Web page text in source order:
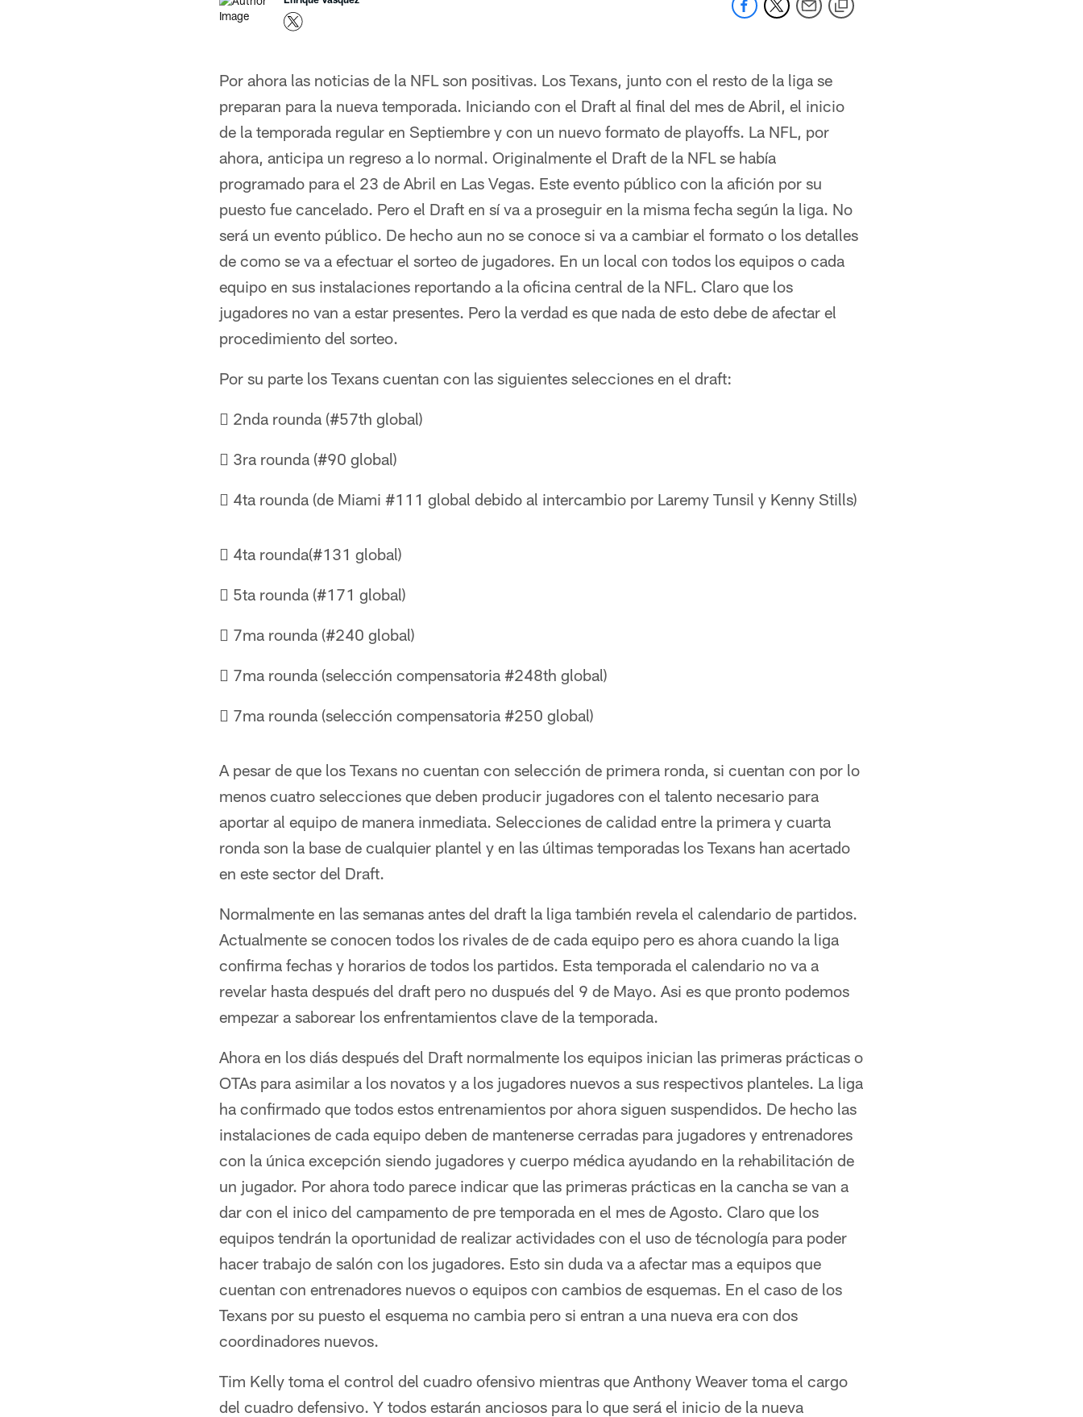
Por ahora las noticias de la NFL son positivas. Los Texans, junto con el resto de la liga se
preparan para la nueva temporada. Iniciando con el Draft al final del mes de Abril, el inicio
de la temporada regular en Septiembre y con un nuevo formato de playoffs. La NFL, por
ahora, anticipa un regreso a lo normal. Originalmente el Draft de la NFL se había
programado para el 23 de Abril en Las Vegas. Este evento público con la afición por su
puesto fue cancelado. Pero el Draft en sí va a proseguir en la misma fecha según la liga. No
será un evento público. De hecho aun no se conoce si va a cambiar el formato o los detalles
de como se va a efectuar el sorteo de jugadores. En un local con todos los equipos o cada
equipo en sus instalaciones reportando a la oficina central de la NFL. Claro que los
jugadores no van a estar presentes. Pero la verdad es que nada de esto debe de afectar el
procedimiento del sorteo.
Por su parte los Texans cuentan con las siguientes selecciones en el draft:
 2nda rounda (#57th global)
 3ra rounda (#90 global)
 4ta rounda (de Miami #111 global debido al intercambio por Laremy Tunsil y Kenny Stills)
 4ta rounda(#131 global)
 5ta rounda (#171 global)
 7ma rounda (#240 global)
 7ma rounda (selección compensatoria #248th global)
 7ma rounda (selección compensatoria #250 global)
A pesar de que los Texans no cuentan con selección de primera ronda, si cuentan con por lo
menos cuatro selecciones que deben producir jugadores con el talento necesario para
aportar al equipo de manera inmediata. Selecciones de calidad entre la primera y cuarta
ronda son la base de cualquier plantel y en las últimas temporadas los Texans han acertado
en este sector del Draft.
Normalmente en las semanas antes del draft la liga también revela el calendario de partidos.
Actualmente se conocen todos los rivales de de cada equipo pero es ahora cuando la liga
confirma fechas y horarios de todos los partidos. Esta temporada el calendario no va a
revelar hasta después del draft pero no duspués del 9 de Mayo. Asi es que pronto podemos
empezar a saborear los enfrentamientos clave de la temporada.
Ahora en los diás después del Draft normalmente los equipos inician las primeras prácticas o
OTAs para asimilar a los novatos y a los jugadores nuevos a sus respectivos planteles. La liga
ha confirmado que todos estos entrenamientos por ahora siguen suspendidos. De hecho las
instalaciones de cada equipo deben de mantenerse cerradas para jugadores y entrenadores
con la única excepción siendo jugadores y cuerpo médica ayudando en la rehabilitación de
un jugador. Por ahora todo parece indicar que las primeras prácticas en la cancha se van a
dar con el inico del campamento de pre temporada en el mes de Agosto. Claro que los
equipos tendrán la oportunidad de realizar actividades con el uso de técnología para poder
hacer trabajo de salón con los jugadores. Esto sin duda va a afectar mas a equipos que
cuentan con entrenadores nuevos o equipos con cambios de esquemas. En el caso de los
Texans por su puesto el esquema no cambia pero si entran a una nueva era con dos
coordinadores nuevos.
Tim Kelly toma el control del cuadro ofensivo mientras que Anthony Weaver toma el cargo
del cuadro defensivo. Y todos estarán anciosos para lo que será el inicio de la nueva